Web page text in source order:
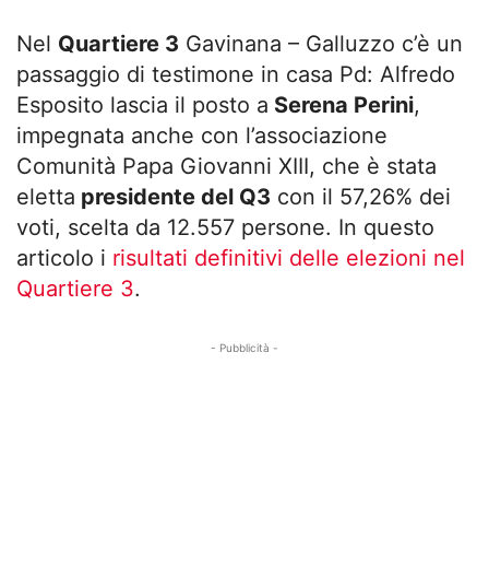
Nel Quartiere 3 Gavinana – Galluzzo c’è un
passaggio di testimone in casa Pd: Alfredo
Esposito lascia il posto a Serena Perini,
impegnata anche con l’associazione
Comunità Papa Giovanni XIII, che è stata
eletta presidente del Q3 con il 57,26% dei
voti, scelta da 12.557 persone. In questo
articolo i risultati definitivi delle elezioni nel
Quartiere 3.
- Pubblicità -